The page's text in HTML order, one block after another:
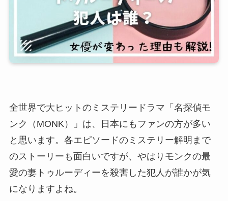
全世界で大ヒットのミステリードラマ「名探偵モ
ンク（MONK）」は、日本にもファンの方が多い
と思います。各エピソードのミステリー解明まで
のストーリーも面白いですが、やはりモンクの最
愛の妻トゥルーディーを殺害した犯人が誰かが気
になりますよね。